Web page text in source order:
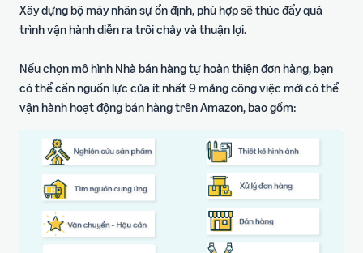
Xây dựng bộ máy nhân sự ổn định, phù hợp sẽ thúc đẩy quá
trình vận hành diễn ra trôi chảy và thuận lợi.
Nếu chọn mô hình Nhà bán hàng tự hoàn thiện đơn hàng, bạn
có thể cần nguồn lực của ít nhất 9 mảng công việc mới có thể
vận hành hoạt động bán hàng trên Amazon, bao gồm: